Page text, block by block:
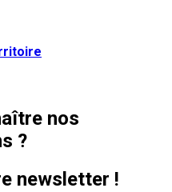
nos
?
newsletter !